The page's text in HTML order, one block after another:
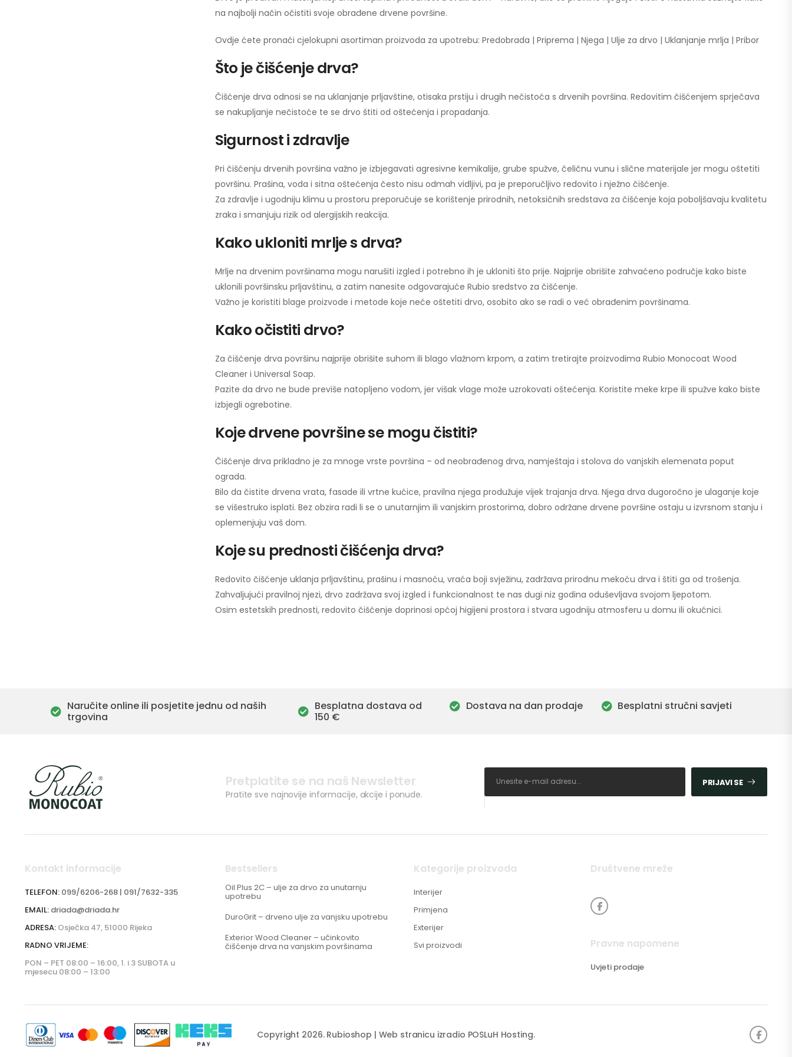
na najbolji način očistiti svoje obrađene drvene površine.
Ovdje ćete pronaći cjelokupni asortiman proizvoda za upotrebu: Predobrada | Priprema | Njega | Ulje za drvo | Uklanjanje mrlja | Pribor
Što je čišćenje drva?
Čišćenje drva odnosi se na uklanjanje prljavštine, otisaka prstiju i drugih nečistoća s drvenih površina. Redovitim čišćenjem sprječava
se nakupljanje nečistoće te se drvo štiti od oštećenja i propadanja.
Sigurnost i zdravlje
Pri čišćenju drvenih površina važno je izbjegavati agresivne kemikalije, grube spužve, čeličnu vunu i slične materijale jer mogu oštetiti
površinu. Prašina, voda i sitna oštećenja često nisu odmah vidljivi, pa je preporučljivo redovito i nježno čišćenje.
Za zdravlje i ugodniju klimu u prostoru preporučuje se korištenje prirodnih, netoksičnih sredstava za čišćenje koja poboljšavaju kvalitetu
zraka i smanjuju rizik od alergijskih reakcija.
Kako ukloniti mrlje s drva?
Mrlje na drvenim površinama mogu narušiti izgled i potrebno ih je ukloniti što prije. Najprije obrišite zahvaćeno područje kako biste
uklonili površinsku prljavštinu, a zatim nanesite odgovarajuće Rubio sredstvo za čišćenje.
Važno je koristiti blage proizvode i metode koje neće oštetiti drvo, osobito ako se radi o već obrađenim površinama.
Kako očistiti drvo?
Za čišćenje drva površinu najprije obrišite suhom ili blago vlažnom krpom, a zatim tretirajte proizvodima Rubio Monocoat Wood
Cleaner i Universal Soap.
Pazite da drvo ne bude previše natopljeno vodom, jer višak vlage može uzrokovati oštećenja. Koristite meke krpe ili spužve kako biste
izbjegli ogrebotine.
Koje drvene površine se mogu čistiti?
Čišćenje drva prikladno je za mnoge vrste površina – od neobrađenog drva, namještaja i stolova do vanjskih elemenata poput
ograda.
Bilo da čistite drvena vrata, fasade ili vrtne kućice, pravilna njega produžuje vijek trajanja drva. Njega drva dugoročno je ulaganje koje
se višestruko isplati. Bez obzira radi li se o unutarnjim ili vanjskim prostorima, dobro održane drvene površine ostaju u izvrsnom stanju i
oplemenjuju vaš dom.
Koje su prednosti čišćenja drva?
Redovito čišćenje uklanja prljavštinu, prašinu i masnoću, vraća boji svježinu, zadržava prirodnu mekoću drva i štiti ga od trošenja.
Zahvaljujući pravilnoj njezi, drvo zadržava svoj izgled i funkcionalnost te nas dugi niz godina oduševljava svojom ljepotom.
Osim estetskih prednosti, redovito čišćenje doprinosi općoj higijeni prostora i stvara ugodniju atmosferu u domu ili okućnici.
Naručite online ili posjetite jednu od naših
trgovina
Besplatna dostava od
150 €
Dostava na dan prodaje Besplatni stručni savjeti
Pretplatite se na naš Newsletter
Pratite sve najnovije informacije, akcije i ponude.
PRIJAVI SE
Kontakt informacije
TELEFON: 099/6206-268 | 091/7632-335
EMAIL: driada@driada.hr
ADRESA: Osječka 47, 51000 Rijeka
RADNO VRIJEME:
PON – PET 08:00 – 16:00, 1. i 3 SUBOTA u
mjesecu 08:00 – 13:00
Bestsellers
Oil Plus 2C – ulje za drvo za unutarnju
upotrebu
DuroGrit – drveno ulje za vanjsku upotrebu
Exterior Wood Cleaner – učinkovito
čišćenje drva na vanjskim površinama
Kategorije proizvoda
Interijer
Primjena
Exterijer
Svi proizvodi
Društvene mreže
Pravne napomene
Uvjeti prodaje
Copyright 2026. Rubioshop | Web stranicu izradio POSLuH Hosting.